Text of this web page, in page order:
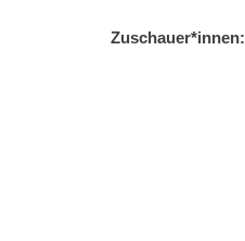
Zuschauer*innen: